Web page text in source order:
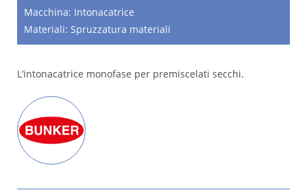
Macchina: Intonacatrice
Materiali: Spruzzatura materiali
L’intonacatrice monofase per premiscelati secchi.